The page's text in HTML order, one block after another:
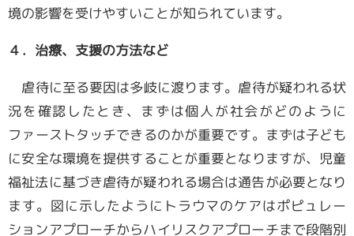
境の影響を受けやすいことが知られています。
４．治療、支援の方法など
虐待に至る要因は多岐に渡ります。虐待が疑われる状
況を確認したとき、まずは個人が社会がどのように
ファーストタッチできるのかが重要です。まずは子ども
に安全な環境を提供することが重要となりますが、児童
福祉法に基づき虐待が疑われる場合は通告が必要となり
ます。図に示したようにトラウマのケアはポピュレー
ションアプローチからハイリスクアプローチまで段階別